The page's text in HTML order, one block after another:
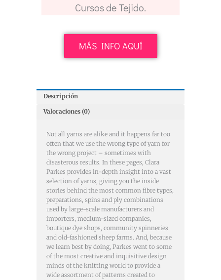
Cursos de Tejido.
MÁS INFO AQUÍ
Descripción
Valoraciones (0)
Not all yarns are alike and it happens far too
often that we use the wrong type of yarn for
the wrong project – sometimes with
disasterous results. In these pages, Clara
Parkes provides in-depth insight into a vast
selection of yarns, giving you the inside
stories behind the most common fibre types,
preparations, spins and ply combinations
used by large-scale manufacturers and
importers, medium-sized companies,
boutique dye shops, community spinneries
and old-fashioned sheep farms. And, because
we learn best by doing, Parkes went to some
of the most creative and inquisitive design
minds of the knitting world to provide a
wide assortment of patterns created to